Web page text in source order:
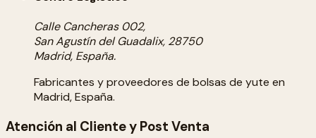
Calle Cancheras 002,
San Agustín del Guadalix, 28750
Madrid, España.
Fabricantes y proveedores de bolsas de yute en
Madrid, España.
Atención al Cliente y Post Venta